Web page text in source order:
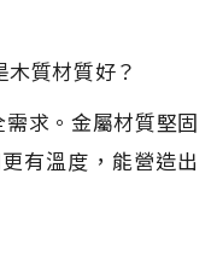
質材質好？
求。金屬材質堅固
有溫度，能營造出